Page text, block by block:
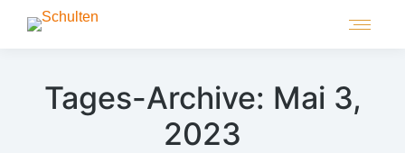
Tages-Archive: Mai 3,
2023